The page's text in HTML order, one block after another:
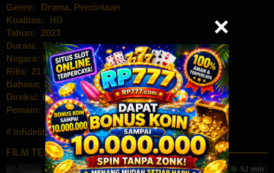
Genre:
Drama, Percintaan
Kualitas:
HD
Tahun:
2023
Durasi:
91 Min
Negara: Indonesia
Rilis: 21 Dec 2023
Bahasa: Bahasa indonesia
Direksi: Benni Setiawan
Pemain: Anya Geraldine,Raihaanun,Reza Rahadian
infidelity
FILM TERKAIT
104 min 2 65 min 52 min